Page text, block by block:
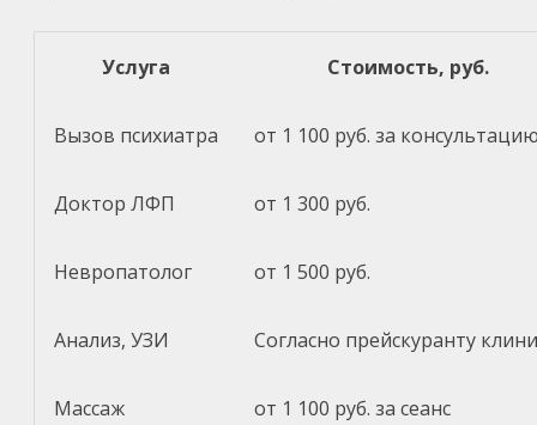
Услуга Стоимость, руб.
Вызов психиатра от 1 100 руб. за
Доктор ЛФП от 1 300 руб.
Невропатолог от 1 500 руб.
Анализ, УЗИ Согласно прейскуранту
Массаж от 1 100 руб. за сеанс